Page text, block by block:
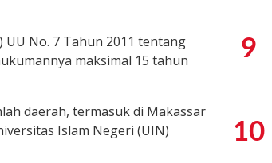
UU No. 7 Tahun 2011 tentang
maksimal 15 tahun
daerah, termasuk di Makassar
Islam Negeri (UIN)
9
10